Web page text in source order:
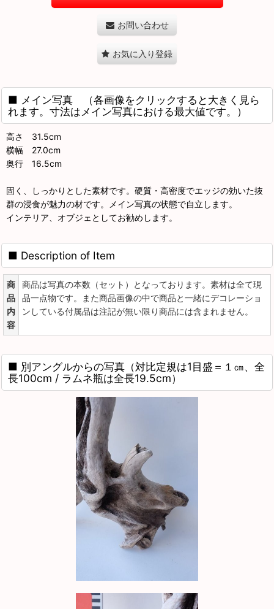
お問い合わせ
お気に入り登録
■ メイン写真 （各画像をクリックすると大きく見ら
れます。寸法はメイン写真における最大値です。）
高さ 31.5cm
横幅 27.0cm
奥行 16.5cm
固く、しっかりとした素材です。硬質・高密度でエッジの効いた抜
群の浸食が魅力の材です。メイン写真の状態で自立します。
インテリア、オブジェとしてお勧めします。
■ Description of Item
商
品
内
容
商品は写真の本数（セット）となっております。素材は全て現
品一点物です。また商品画像の中で商品と一緒にデコレーショ
ンしている付属品は注記が無い限り商品には含まれません。
■ 別アングルからの写真（対比定規は1目盛＝１㎝、全
長100cm / ラムネ瓶は全長19.5cm）